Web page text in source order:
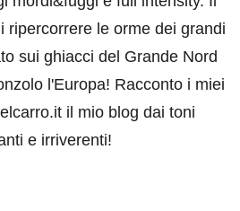
ripercorrere le orme dei grandi
sui ghiacci del Grande Nord
l'Europa! Racconto i miei
il mio blog dai toni
e irriverenti!